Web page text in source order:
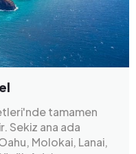
tamamen
Sekiz ana ada
Molokai, Lanai,